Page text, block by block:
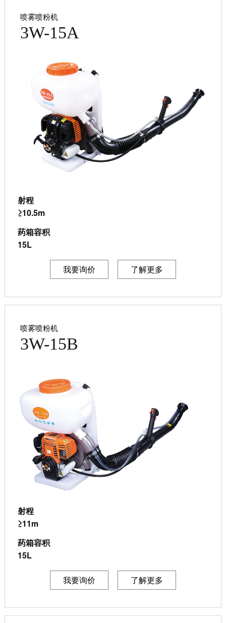
喷雾喷粉机
3W-15A
射程
≥10.5m
药箱容积
15L
我要询价 了解更多
喷雾喷粉机
3W-15B
射程
≥11m
药箱容积
15L
我要询价 了解更多